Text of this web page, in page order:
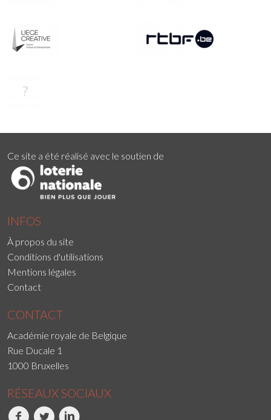
Ce site a été réalisé avec le soutien de
INFOS
À propos du site
Conditions d'utilisations
Mentions légales
Contact
CONTACT
Académie royale de Belgique
Rue Ducale 1
1000 Bruxelles
RÉSEAUX SOCIAUX